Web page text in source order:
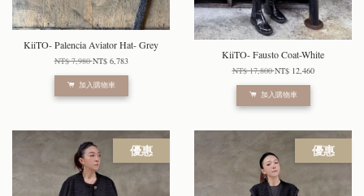
KiiTO- Palencia Aviator Hat- Grey
NT$ 7,980NT$ 6,783
加入購物車
KiiTO- Fausto Coat-White
NT$ 17,800NT$ 12,460
加入購物車
優惠 優惠